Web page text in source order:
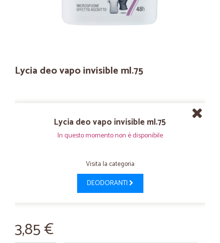
Lycia deo vapo invisible ml.75
Lycia deo vapo invisible ml.75
In questo momento non è disponibile
Visita la categoria
DEODORANTI
3,85 €